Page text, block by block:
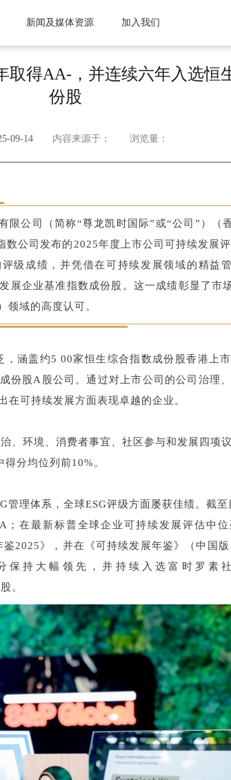
新闻及媒体资源 加入我们
得AA-，并连续六年入选恒
份股
09-14 内容来源于： 浏览量：
际有限公司（简称“尊龙凯时国际”或“公司”）
公司发布的2025年度上市公司可持续发展评级
级成绩，并凭借在可持续发展领域的精益
展企业基准指数成份股。这一成绩彰显了市
领域的高度认可。
，涵盖约500家恒生综合指数成份股香港上
份股A股公司。通过对上市公司的公司治理
在可持续发展方面表现卓越的企业。
在企业管治、环境、消费者事宜、社区参与和发展四
分均位列前10%。
体系，全球ESG评级方面屡获佳绩。截至目前，
；在最新标普全球企业可持续发展评估中
2025》，并在《可持续发展年鉴》（中国
保持大幅领先，并持续入选富时罗素
。